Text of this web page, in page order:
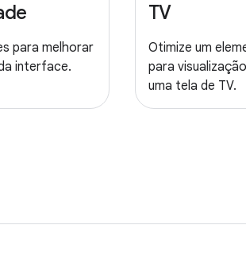
para melhorar
interface.
TV
Otimize um
para
uma tela de TV.